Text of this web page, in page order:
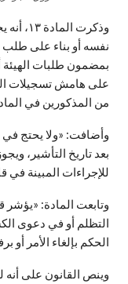
وذكرت
نفسه أو بناء على طلب
بمضمون طلبات
على هامش تسجيلات
من المذكورين في
وأضافت: «ولا يحتج في
بعد تاريخ التأشير،
للإجراءات المبينة في
وتابعت المادة:
التظلم أو في دعوى
الحكم بإلغاء الأمر أو
وينص القانون على